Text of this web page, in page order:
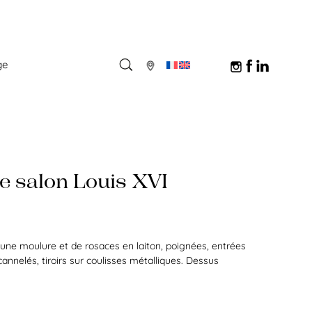
salon Louis XVI
moulure et de rosaces en laiton, poignées, entrées
tiroirs sur coulisses métalliques. Dessus